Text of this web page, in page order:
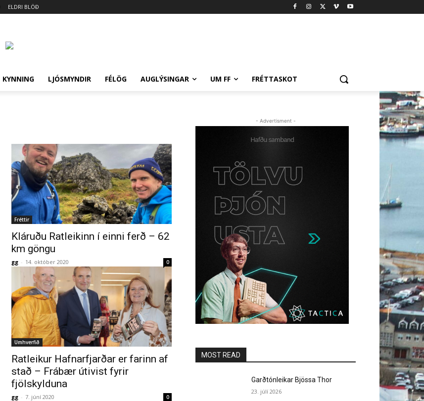
ELDRI BLÖÐ
KYNNING LJÓSMYNDIR FÉLÖG AUGLÝSINGAR UM FF FRÉTTASKOT
Fréttir
Kláruðu Ratleikinn í einni ferð – 62
km göngu
gg - 14. október 2020 0
Umhverfið
Ratleikur Hafnarfjarðar er farinn af
stað – Frábær útivist fyrir
fjölskylduna
gg - 7. júní 2020 0
- Advertisment -
MOST READ
Garðtónleikar Bjössa Thor
23. júlí 2026